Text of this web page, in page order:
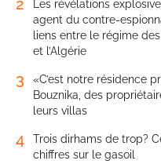
Les révélations
agent du contre-
liens entre le régime
et l’Algérie
3
«C’est notre résidence
Bouznika, des
leurs villas
4
Trois dirhams de trop?
chiffres sur le gasoil